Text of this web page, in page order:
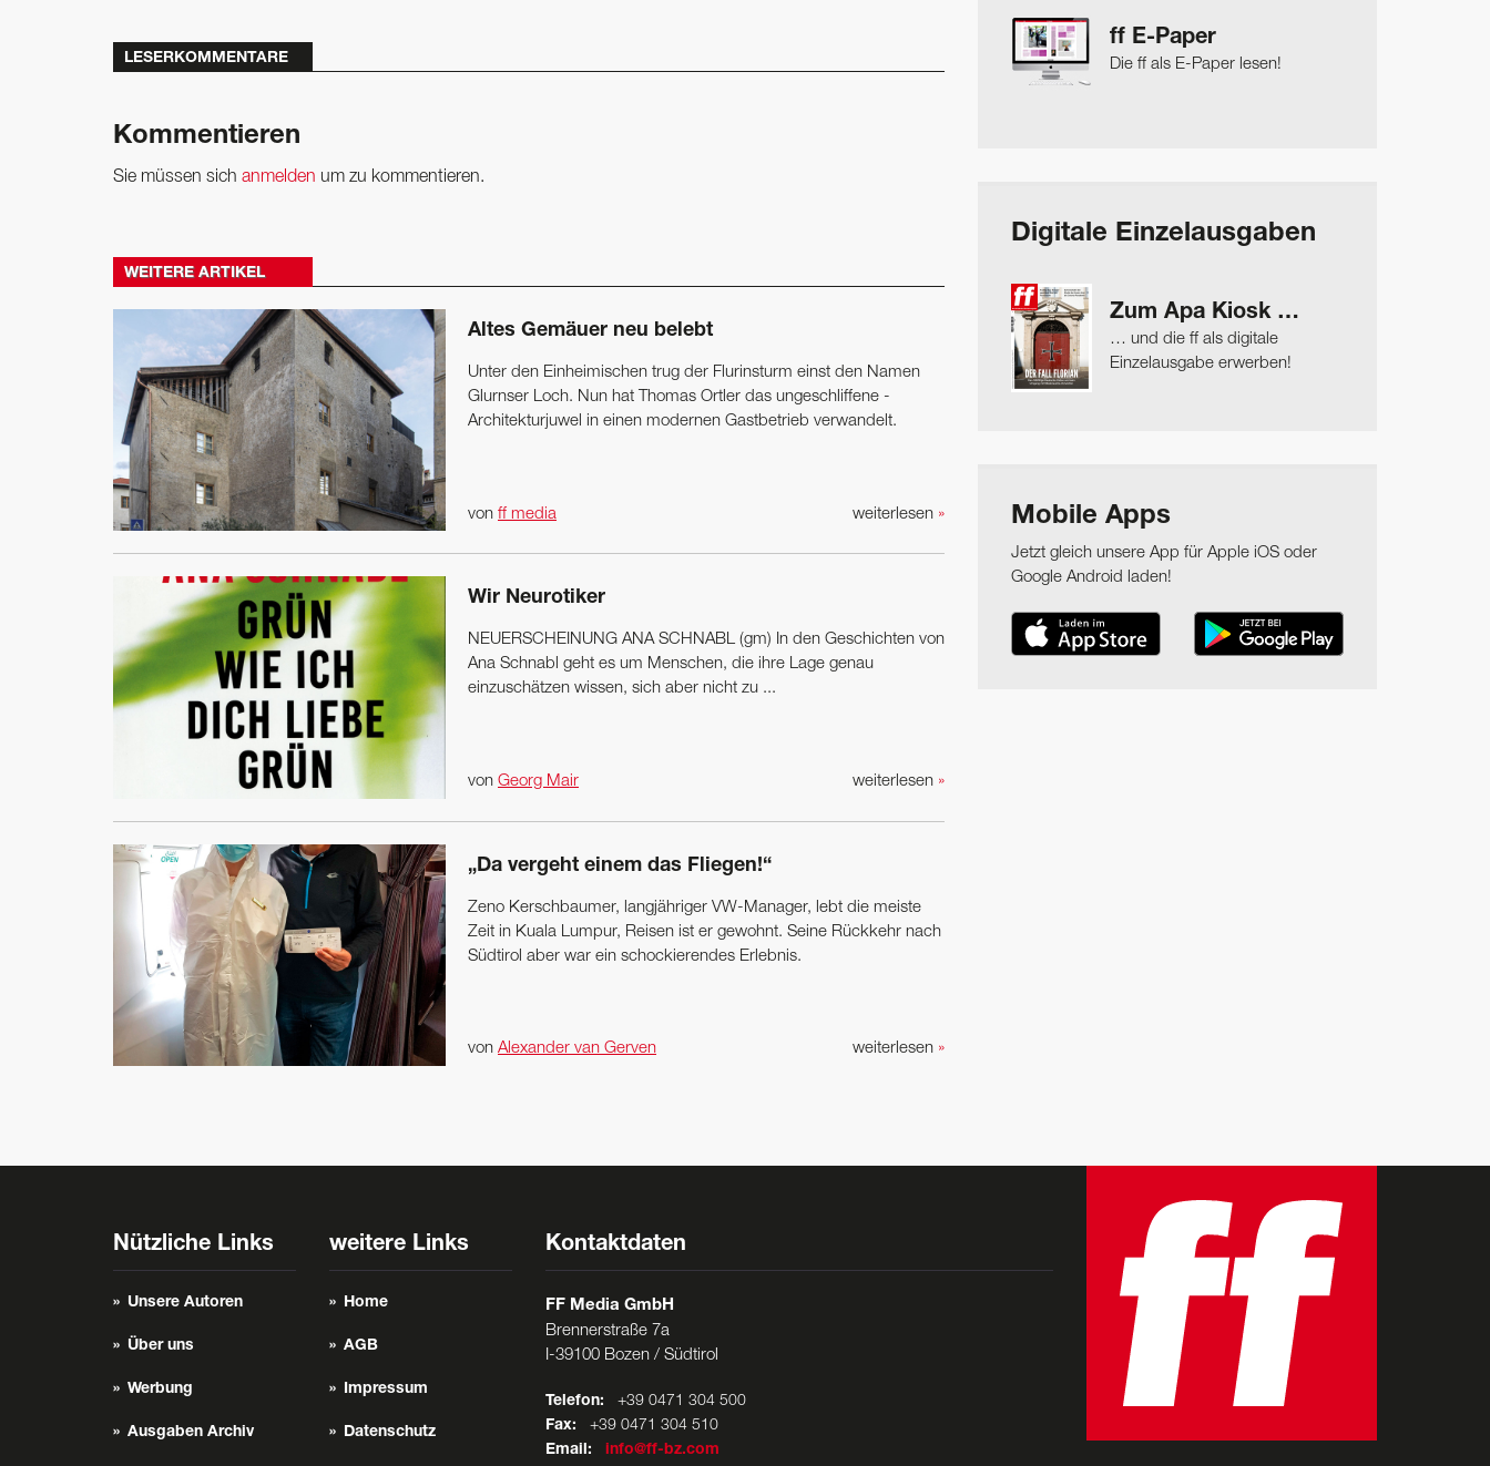
LESERKOMMENTARE
Kommentieren
Sie müssen sich anmelden um zu kommentieren.
WEITERE ARTIKEL
Altes Gemäuer neu belebt
Unter den Einheimischen trug der Flurinsturm einst den Namen
Glurnser Loch. Nun hat ­Thomas Ortler das ungeschliffene ­
Architekturjuwel in einen modernen Gastbetrieb verwandelt.
weiterlesen »
von ff media
Wir Neurotiker
NEUERSCHEINUNG ANA SCHNABL (gm) In den Geschichten von
Ana Schnabl geht es um Menschen, die ihre Lage genau
einzuschätzen wissen, sich aber nicht zu ...
weiterlesen »
von Georg Mair
„Da vergeht einem das Fliegen!“
Zeno Kerschbaumer, langjähriger VW-Manager, lebt die meiste
Zeit in Kuala Lumpur, ­Reisen ist er gewohnt. Seine Rückkehr nach
Südtirol aber war ein schockierendes Erlebnis.
weiterlesen »
von Alexander van Gerven
ff E-Paper
Die ff als E-Paper lesen!
Digitale Einzelausgaben
Zum Apa Kiosk …
… und die ff als digitale
Einzelausgabe erwerben!
Mobile Apps
Jetzt gleich unsere App für Apple iOS oder
Google Android laden!
Nützliche Links
Unsere Autoren
Über uns
Werbung
Ausgaben Archiv
weitere Links
Home
AGB
Impressum
Datenschutz
Kontaktdaten
FF Media GmbH
Brennerstraße 7a
I-39100 Bozen / Südtirol
Telefon: +39 0471 304 500
Fax: +39 0471 304 510
Email: info@ff-bz.com